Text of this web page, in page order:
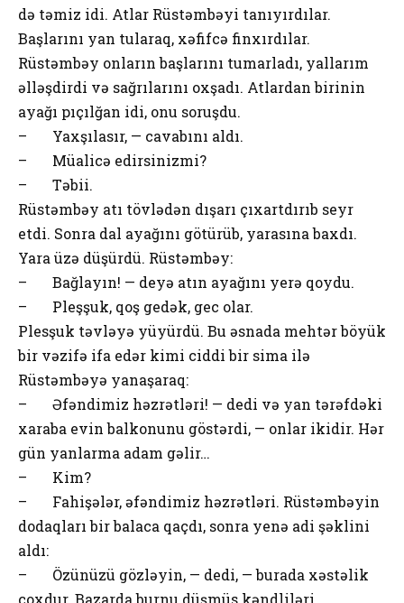
də təmiz idi. Atlar Rüstəmbəyi tanıyırdılar.
Başlarını yan tularaq, xəfifcə finxırdılar.
Rüstəmbəy onların başlarını tumarladı, yallarım
əlləşdirdi və sağrılarını oxşadı. Atlardan birinin
ayağı pıçılğan idi, onu soruşdu.
– Yaxşılasır, — cavabını aldı.
– Müalicə edirsinizmi?
– Təbii.
Rüstəmbəy atı tövlədən dışarı çıxartdırıb seyr
etdi. Sonra dal ayağını götürüb, yarasına baxdı.
Yara üzə düşürdü. Rüstəmbəy:
– Bağlayın! — deyə atın ayağını yerə qoydu.
– Pleşşuk, qoş gedək, gec olar.
Plesşuk təvləyə yüyürdü. Bu əsnada mehtər böyük
bir vəzifə ifa edər kimi ciddi bir sima ilə
Rüstəmbəyə yanaşaraq:
– Əfəndimiz həzrətləri! — dedi və yan tərəfdəki
xaraba evin balkonunu göstərdi, — onlar ikidir. Hər
gün yanlarma adam gəlir…
– Kim?
– Fahişələr, əfəndimiz həzrətləri. Rüstəmbəyin
dodaqları bir balaca qaçdı, sonra yenə adi şəklini
aldı:
– Özünüzü gözləyin, — dedi, — burada xəstəlik
çoxdur. Bazarda burnu düşmüs kəndliləri